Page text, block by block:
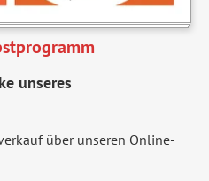
unseres
über unseren Online-